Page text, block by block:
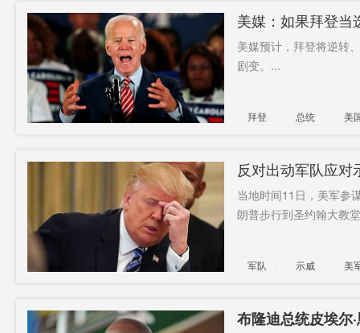
美媒：如果拜登当
美媒预计，拜登将逆转
剧变。...
拜登 总统 美
反对出动军队应
当地时间11日，美军参
朗普步行到圣约翰大教
军队 示威 美
布隆迪总统皮埃尔